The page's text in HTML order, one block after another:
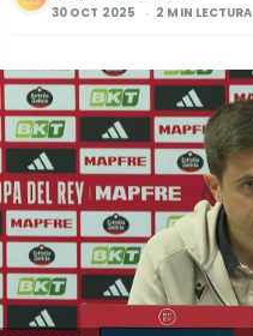
30 OCT 2025
2 MIN LECTURA